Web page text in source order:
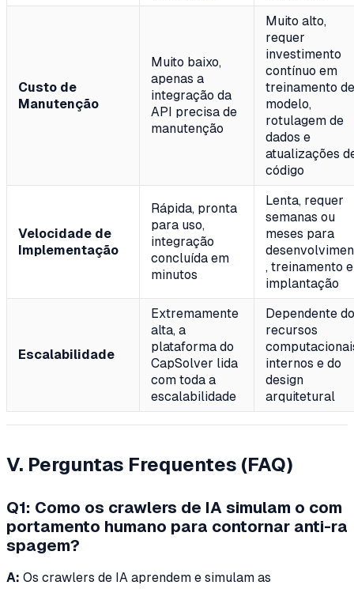
Custo de
Manutenção
Muito baixo,
apenas a
integração da
API precisa de
manutenção
Muito alto,
requer
investimento
contínuo em
treinamento de
modelo,
rotulagem de
dados e
atualizações
código
Velocidade de
Implementação
Rápida, pronta
para uso,
integração
concluída em
minutos
Lenta, requer
semanas ou
meses para
, treinamento e
implantação
Escalabilidade
Extremamente
alta, a
plataforma do
CapSolver lida
com toda a
escalabilidade
Dependente
recursos
internos e do
design
arquitetural
V. Perguntas Frequentes (FAQ)
Q1: Como os crawlers de IA simulam o com
portamento humano para contornar anti-ra
spagem?
A: Os crawlers de IA aprendem e simulam as